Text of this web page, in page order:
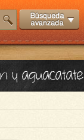
y aguacatate